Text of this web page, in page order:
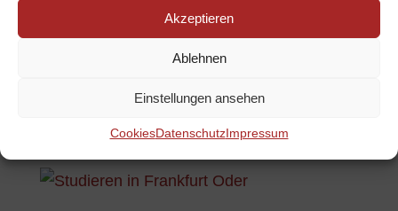
Akzeptieren
Ablehnen
Einstellungen ansehen
CookiesDatenschutzImpressum
in den Jahren 1922-1923 im Erdgeschoss
des heute nicht mehr erhaltenen
Geburtshauses von Heinrich von Kleist
eingerichtet. Das Kleist-Museum widmet sich